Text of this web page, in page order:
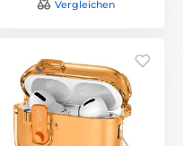
Vergleichen